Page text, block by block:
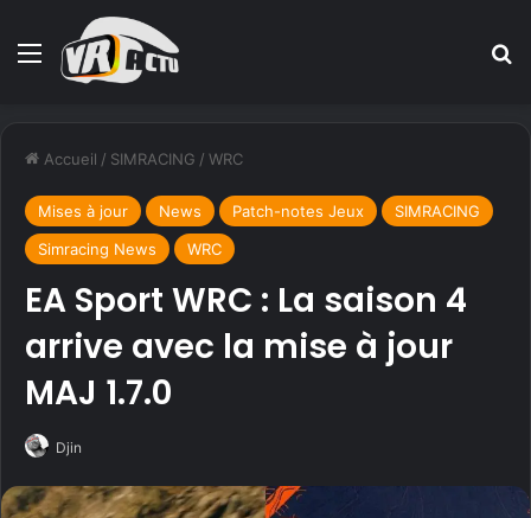
Menu
Accueil / SIMRACING / WRC
Mises à jour News Patch-notes Jeux
SIMRACING
Simracing News
WRC
EA Sport WRC : La saison 4
arrive avec la mise à jour
MAJ 1.7.0
Djin